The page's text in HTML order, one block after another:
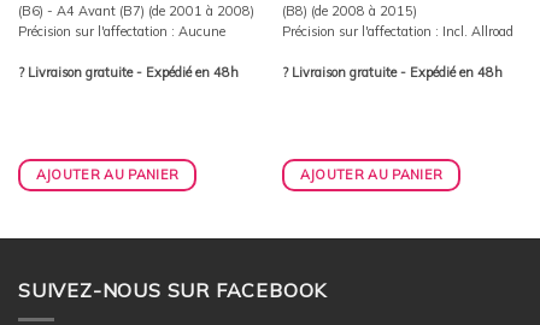
(B6) - A4 Avant (B7) (de 2001 à 2008)
Précision sur l'affectation : Aucune
? Livraison gratuite - Expédié en 48h
AJOUTER AU PANIER
(B8) (de 2008 à 2015)
Précision sur l'affectation : Incl. Allroad
? Livraison gratuite - Expédié en 48h
AJOUTER AU PANIER
SUIVEZ-NOUS SUR FACEBOOK